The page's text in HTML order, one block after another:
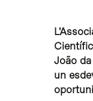
João
un